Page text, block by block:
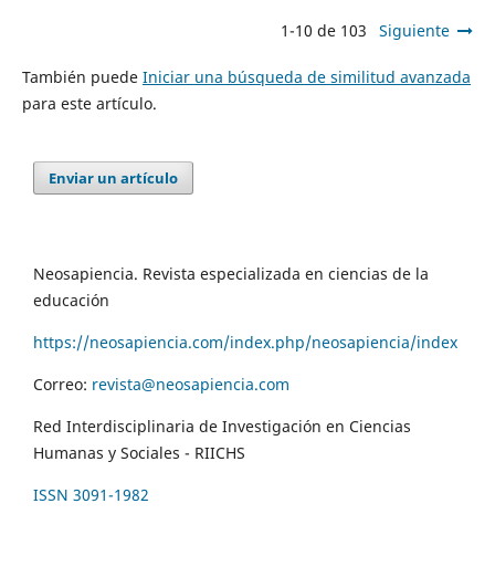
1-10 de 103 Siguiente
También puede Iniciar una búsqueda de similitud avanzada
para este artículo.
Enviar un artículo
Neosapiencia. Revista especializada en ciencias de la
educación
https://neosapiencia.com/index.php/neosapiencia/index
Correo: revista@neosapiencia.com
Red Interdisciplinaria de Investigación en Ciencias
Humanas y Sociales - RIICHS
ISSN 3091-1982